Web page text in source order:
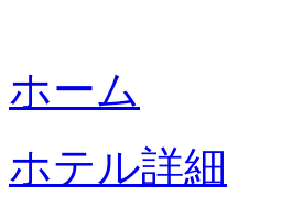
ホーム
ホテル詳細